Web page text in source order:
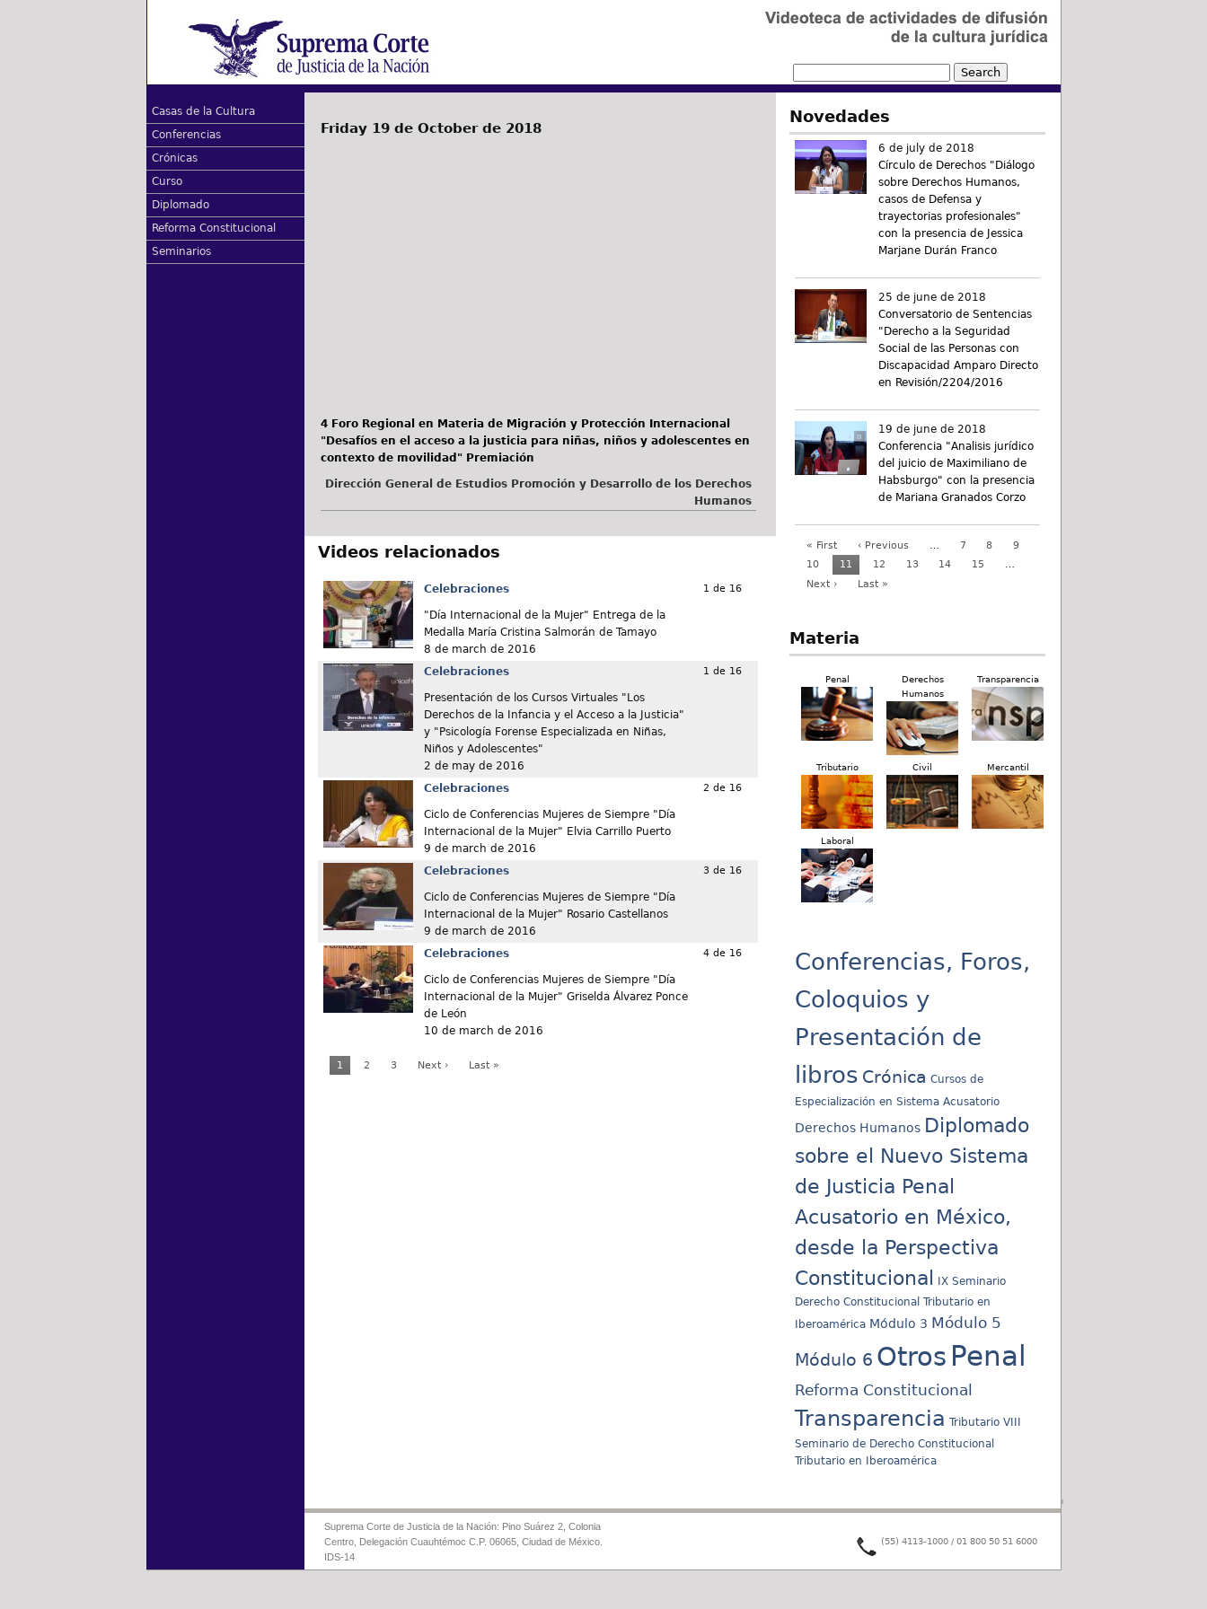
Casas de la Cultura
Conferencias
Crónicas
Curso
Diplomado
Reforma Constitucional
Seminarios
Friday 19 de October de 2018
4 Foro Regional en Materia de Migración y Protección Internacional
"Desafíos en el acceso a la justicia para niñas, niños y adolescentes en
contexto de movilidad" Premiación
Dirección General de Estudios Promoción y Desarrollo de los Derechos
Humanos
Videos relacionados
Celebraciones
"Día Internacional de la Mujer" Entrega de la
Medalla María Cristina Salmorán de Tamayo
8 de march de 2016
1 de 16
Celebraciones
Presentación de los Cursos Virtuales "Los
Derechos de la Infancia y el Acceso a la Justicia"
y "Psicología Forense Especializada en Niñas,
Niños y Adolescentes"
2 de may de 2016
1 de 16
Celebraciones
Ciclo de Conferencias Mujeres de Siempre "Día
Internacional de la Mujer" Elvia Carrillo Puerto
9 de march de 2016
2 de 16
Celebraciones
Ciclo de Conferencias Mujeres de Siempre "Día
Internacional de la Mujer" Rosario Castellanos
9 de march de 2016
3 de 16
Celebraciones
Ciclo de Conferencias Mujeres de Siempre "Día
Internacional de la Mujer" Griselda Álvarez Ponce
de León
10 de march de 2016
4 de 16
1 2 3 Next › Last »
Novedades
6 de july de 2018
Círculo de Derechos "Diálogo
sobre Derechos Humanos,
casos de Defensa y
trayectorias profesionales"
con la presencia de Jessica
Marjane Durán Franco
25 de june de 2018
Conversatorio de Sentencias
"Derecho a la Seguridad
Social de las Personas con
Discapacidad Amparo Directo
en Revisión/2204/2016
19 de june de 2018
Conferencia "Analisis jurídico
del juicio de Maximiliano de
Habsburgo" con la presencia
de Mariana Granados Corzo
« First ‹ Previous … 7 8
9
10
11 12 13 14 15
…
Next ›
Last »
Materia
Penal
Derechos
Humanos
Transparencia
Tributario Civil Mercantil
Laboral
Conferencias, Foros,
Coloquios y
Presentación de
libros Crónica Cursos de
Especialización en Sistema Acusatorio
Derechos Humanos Diplomado
sobre el Nuevo Sistema
de Justicia Penal
Acusatorio en México,
desde la Perspectiva
Constitucional
IX Seminario
Derecho Constitucional Tributario en
Iberoamérica Módulo 3 Módulo 5
Módulo 6 Otros Penal
Reforma Constitucional
Transparencia Tributario VIII
Seminario de Derecho Constitucional
Tributario en Iberoamérica
Suprema Corte de Justicia de la Nación: Pino Suárez 2, Colonia
Centro, Delegación Cuauhtémoc C.P. 06065, Ciudad de México.
IDS-14
(55) 4113-1000 / 01 800 50 51 6000